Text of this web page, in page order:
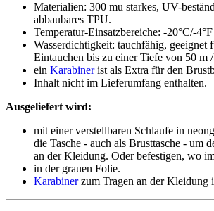
Materialien: 300 mu starkes, UV-
abbaubares TPU.
Temperatur-Einsatzbereiche: -20°C/-
Wasserdichtigkeit: tauchfähig, geeignet
Eintauchen bis zu einer Tiefe von 50 m
ein Karabinerist als Extra für den
Inhalt nicht im Lieferumfang enthalten.
Ausgeliefert wird:
mit einer verstellbaren Schlaufe in
die Tasche - auch als Brusttasche - um
an der Kleidung. Oder befestigen, wo
in der grauen Folie.
Karabinerzum Tragen an der Kleidung